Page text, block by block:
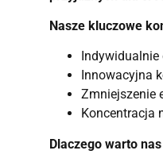
Nasze kluczowe
Innowacyjna
Zmniejszenie
Koncentracja
Dlaczego warto